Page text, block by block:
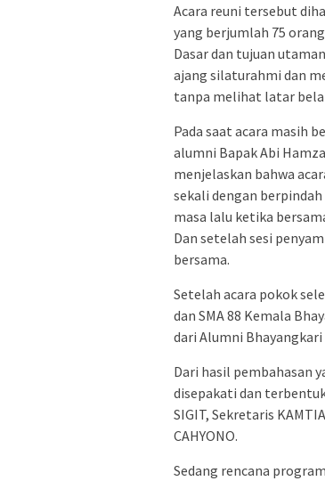
Acara reuni tersebut
yang berjumlah 75
Dasar dan tujuan
ajang silaturahmi dan
tanpa melihat latar
Pada saat acara masih
alumni Bapak Abi
menjelaskan bahwa
sekali dengan
masa lalu ketika
Dan setelah sesi
bersama.
Setelah acara pokok
dan SMA 88 Kemala
dari Alumni Bhayangkari
Dari hasil pembahasan
disepakati dan
SIGIT, Sekretaris
CAHYONO.
Sedang rencana